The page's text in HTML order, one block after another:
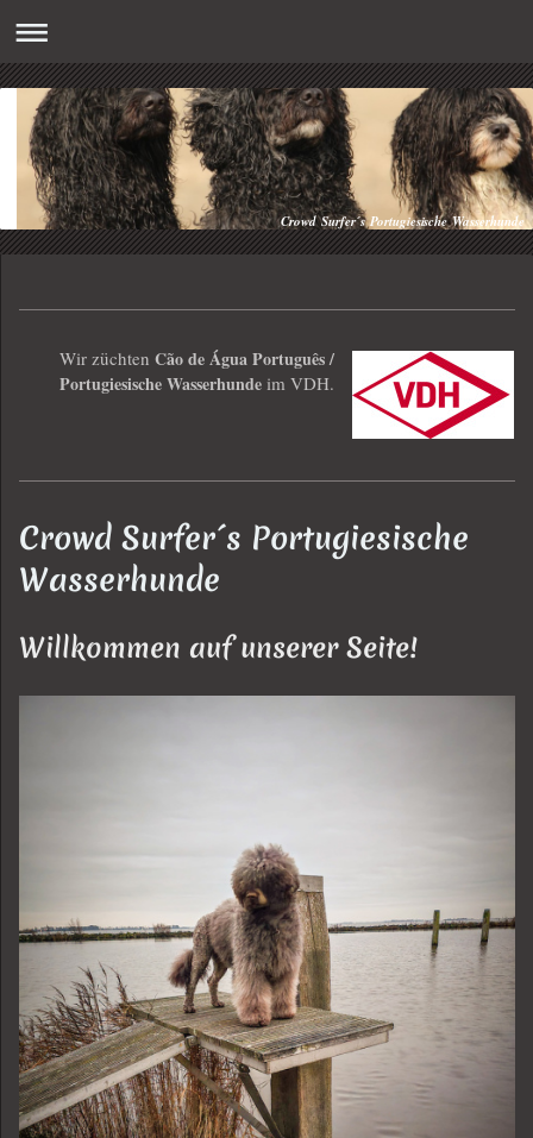
Crowd Surfer´s Portugiesische Wasserhunde
Wir züchten Cão de Água Português /
Portugiesische Wasserhunde im VDH.
Crowd Surfer´s Portugiesische
Wasserhunde
Willkommen auf unserer Seite!